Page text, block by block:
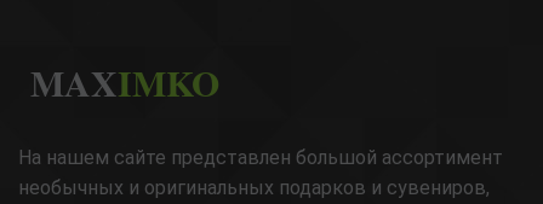
MAXIMKO
На нашем сайте представлен большой ассортимент
необычных и оригинальных подарков и сувениров,